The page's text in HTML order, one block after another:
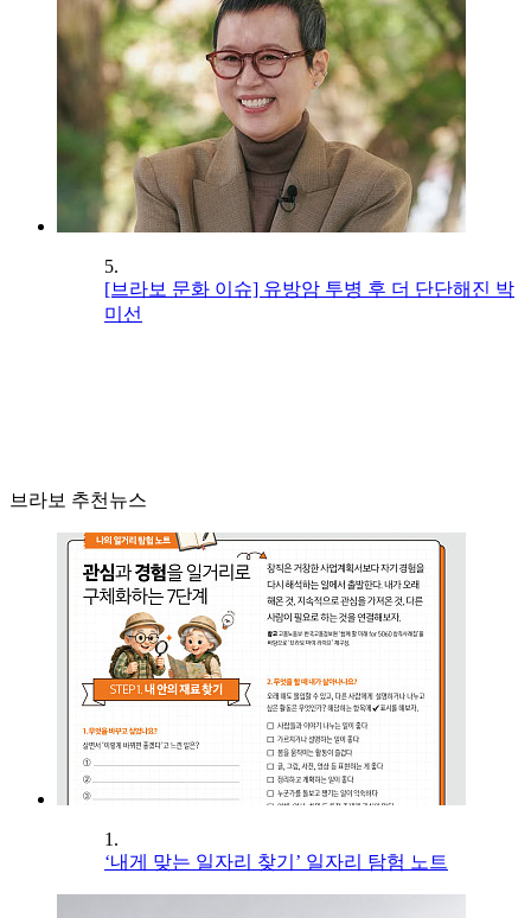
5.
[브라보 문화 이슈] 유방암 투병 후 더 단단해진 박
미선
브라보 추천뉴스
1.
‘내게 맞는 일자리 찾기’ 일자리 탐험 노트